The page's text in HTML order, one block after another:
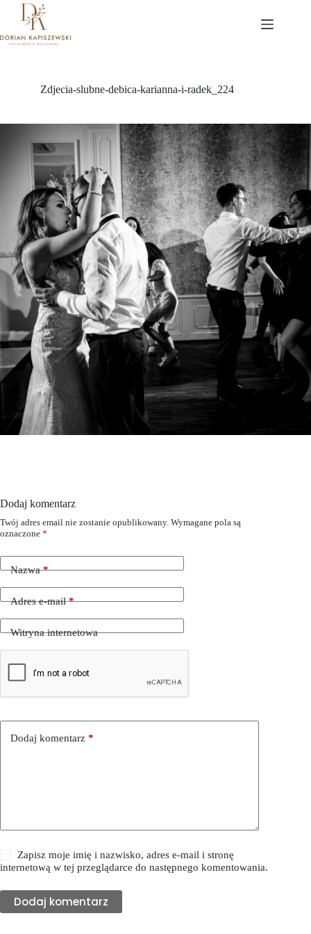
Przejdź
Zdjecia-slubne-debica-karianna-i-radek_224
Dodaj komentarz
Twój adres email nie zostanie opublikowany. Wymagane pola są
oznaczone *
Nazwa*
Adres e-mail*
Witryna internetowa
Dodaj komentarz *
Zapisz moje imię i nazwisko, adres e-mail i stronę
internetową w tej przeglądarce do następnego komentowania.
Dodaj komentarz